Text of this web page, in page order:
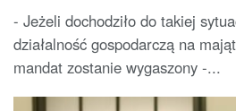
- Jeżeli dochodziło do takiej
działalność gospodarczą na
mandat zostanie wygaszony -...